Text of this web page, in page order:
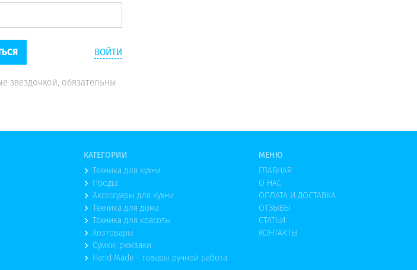
ВОЙТИ
звездочкой, обязательны
КАТЕГОРИИ
Техника для кухни
Посуда
Аксессуары для кухни
Техника для дома
Техника для красоты
Хозтовары
Сумки, рюкзаки
Hand Made - товары ручной работа
МЕНЮ
ГЛАВНАЯ
О НАС
ОПЛАТА И ДОСТАВКА
ОТЗЫВЫ
СТАТЬИ
КОНТАКТЫ